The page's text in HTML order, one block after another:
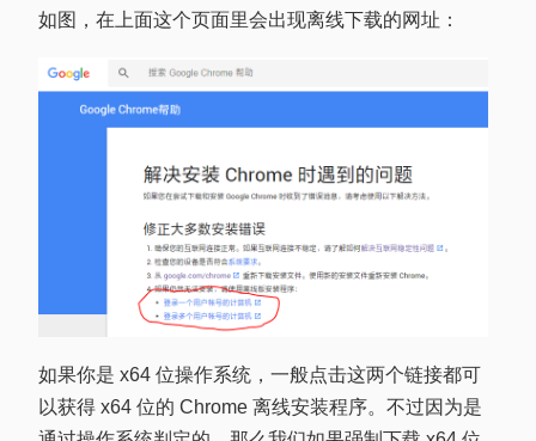
如图，在上面这个页面里会出现离线下载的网址：
如果你是 x64 位操作系统，一般点击这两个链接都可
以获得 x64 位的 Chrome 离线安装程序。不过因为是